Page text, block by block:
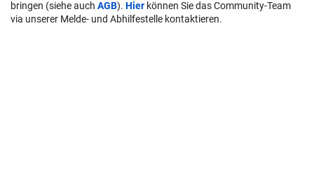
bringen (siehe auch AGB). Hier können Sie das Community-Team
via unserer Melde- und Abhilfestelle kontaktieren.